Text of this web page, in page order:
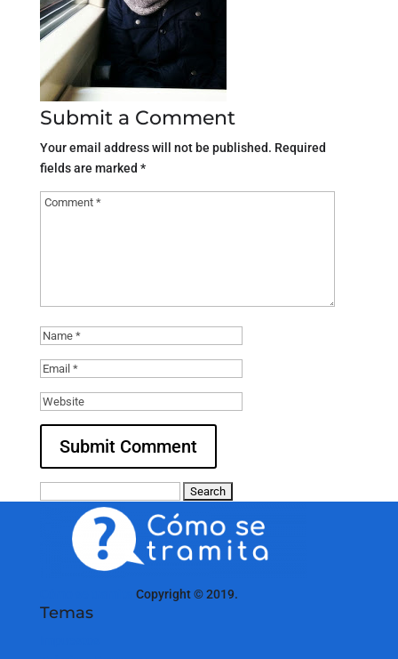
Submit a Comment
Your email address will not be published. Required
fields are marked *
Copyright © 2019.
Temas